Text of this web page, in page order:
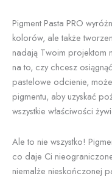
Pigment Pasta PRO
kolorów, ale także
nadają Twoim projektom
na to, czy chcesz
pastelowe odcienie,
pigmentu, aby uzyskać
wszystkie właściwości
Ale to nie wszystko!
co daje Ci
niemalże nieskończonej